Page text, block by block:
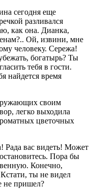
сегодня еще
разливался
как она. Дианка,
Ой, извини, мне
человеку. Сережа!
богатырь? Ты
тебя в гости.
найдется время
своим
легко выходила
цветочных
Рада вас видеть! Может
Пора бы
Конечно,
ты не видел
не пришел?